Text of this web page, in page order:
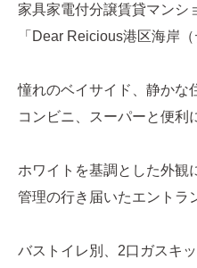
家具家電付分譲賃貸マンシ
「Dear Reicious港区海岸
憧れのベイサイド、静かな
コンビニ、スーパーと便利
ホワイトを基調とした外観
管理の行き届いたエントラ
バストイレ別、2口ガスキ